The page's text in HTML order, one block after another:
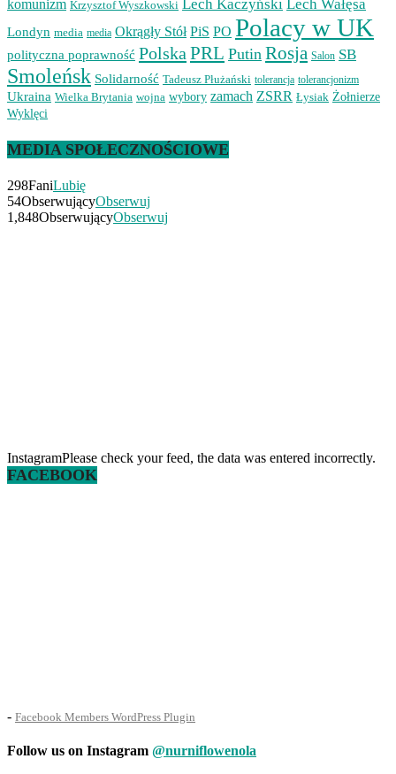
komunizm Krzysztof Wyszkowski Lech Kaczyński Lech Wałęsa
Londyn media media Okrągły Stół PiS PO Polacy w UK
polityczna poprawność Polska PRL Putin Rosja Salon SB
Smoleńsk Solidarność Tadeusz Płużański tolerancja tolerancjonizm
Ukraina Wielka Brytania wojna wybory zamach ZSRR Łysiak Żołnierze
Wyklęci
MEDIA SPOŁECZNOŚCIOWE
298FaniLubię
54ObserwującyObserwuj
1,848ObserwującyObserwuj
InstagramPlease check your feed, the data was entered incorrectly.
FACEBOOK
- Facebook Members WordPress Plugin
Follow us on Instagram @nurniflowenola